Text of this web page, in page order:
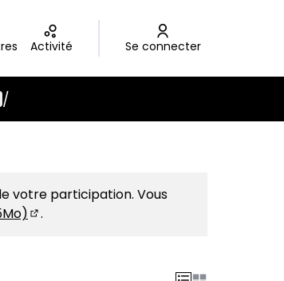
Activité Se connecter
utilisateur
/
votre participation. Vous
.